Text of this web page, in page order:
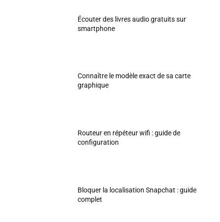
Écouter des livres audio gratuits sur
smartphone
Connaître le modèle exact de sa carte
graphique
Routeur en répéteur wifi : guide de
configuration
Bloquer la localisation Snapchat : guide
complet